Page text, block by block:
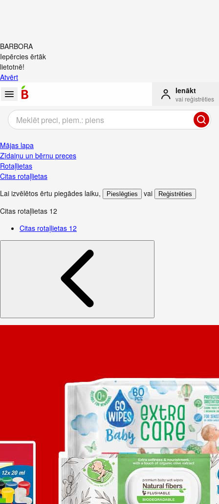
BARBORA
Iepērcies ērtāk
lietotnē!
Atvērt
Ienākt
vai reģistrēties
Mājas lapa
Zīdaiņu un bērnu preces
Rotaļlietas
Citas rotaļlietas
Lai izvēlētos ērtu piegādes laiku, Pieslēgties vai Reģistrēties
Citas rotaļlietas 12
Citas rotaļlietas 12